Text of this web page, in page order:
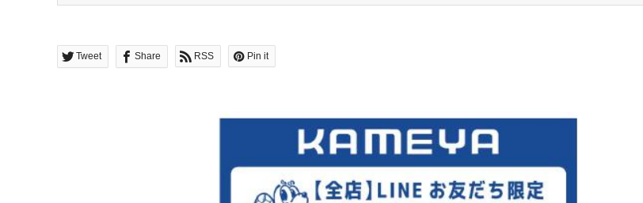
Tweet Share RSS Pin it